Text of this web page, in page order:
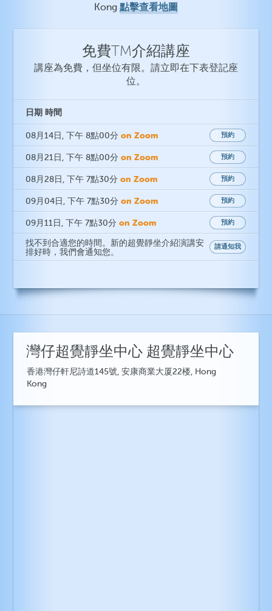
Kong 點擊查看地圖
免費TM介紹講座
講座為免費，但坐位有限。請立即在下表登記座
位。
日期 時間
08月14日 , 下午 8點00分 on Zoom 預約
08月21日 , 下午 8點00分 on Zoom 預約
08月28日 , 下午 7點30分 on Zoom 預約
09月04日 , 下午 7點30分 on Zoom 預約
09月11日 , 下午 7點30分 on Zoom 預約
找不到合適您的時間。新的超覺靜坐介紹演講安
排好時，我們會通知您。
請通知我
灣仔超覺靜坐中心 超覺靜坐中心
香港灣仔軒尼詩道145號, 安康商業大厦22楼, Hong
Kong